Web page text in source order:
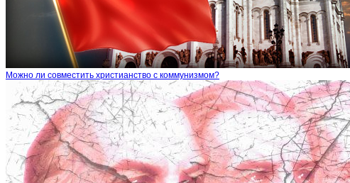
Можно ли совместить христианство с коммунизмом?